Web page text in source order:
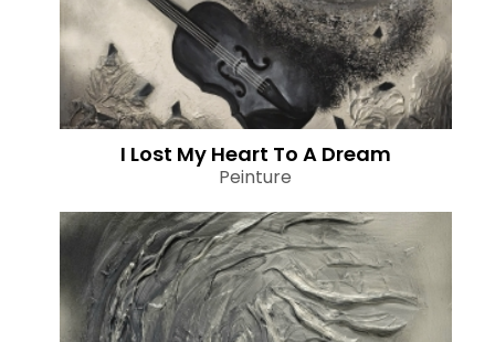
I Lost My Heart To A Dream
Peinture